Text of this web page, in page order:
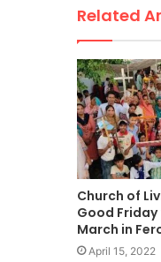
Related
Church of
Good
March in
April 15, 2022